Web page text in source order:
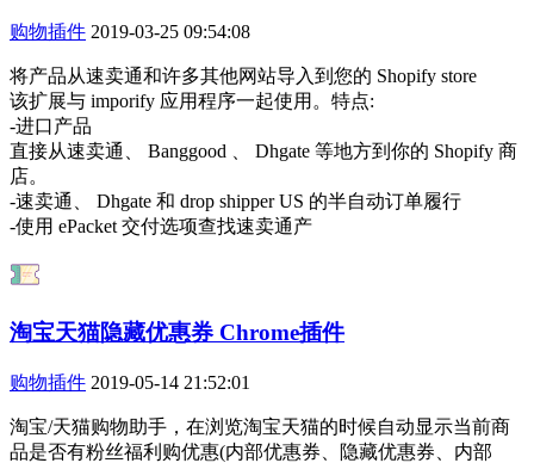
购物插件 2019-03-25 09:54:08
将产品从速卖通和许多其他网站导入到您的 Shopify store
该扩展与 imporify 应用程序一起使用。特点:
-进口产品
直接从速卖通、 Banggood 、 Dhgate 等地方到你的 Shopify 商
店。
-速卖通、 Dhgate 和 drop shipper US 的半自动订单履行
-使用 ePacket 交付选项查找速卖通产
淘宝天猫隐藏优惠券 Chrome插件
购物插件 2019-05-14 21:52:01
淘宝/天猫购物助手，在浏览淘宝天猫的时候自动显示当前商
品是否有粉丝福利购优惠(内部优惠券、隐藏优惠券、内部